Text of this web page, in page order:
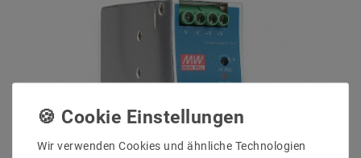
Wir verwenden Cookies und ähnliche Technologien